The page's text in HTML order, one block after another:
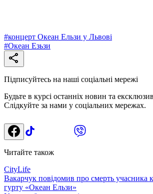
#концерт Океан Ельзи у Львові
#Океан Езьзи
Підписуйтесь на наші соціальні мережі
Будьте в курсі останніх новин та
Слідкуйте за нами у соціальних мережах.
Читайте також
CityLife
Вакарчук повідомив про смерть учасника
гурту «Океан Ельзи»